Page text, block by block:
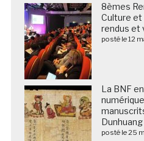
8èmes
Culture et
rendus et
posté le 12
La BNF
Dunhuang
posté le 25